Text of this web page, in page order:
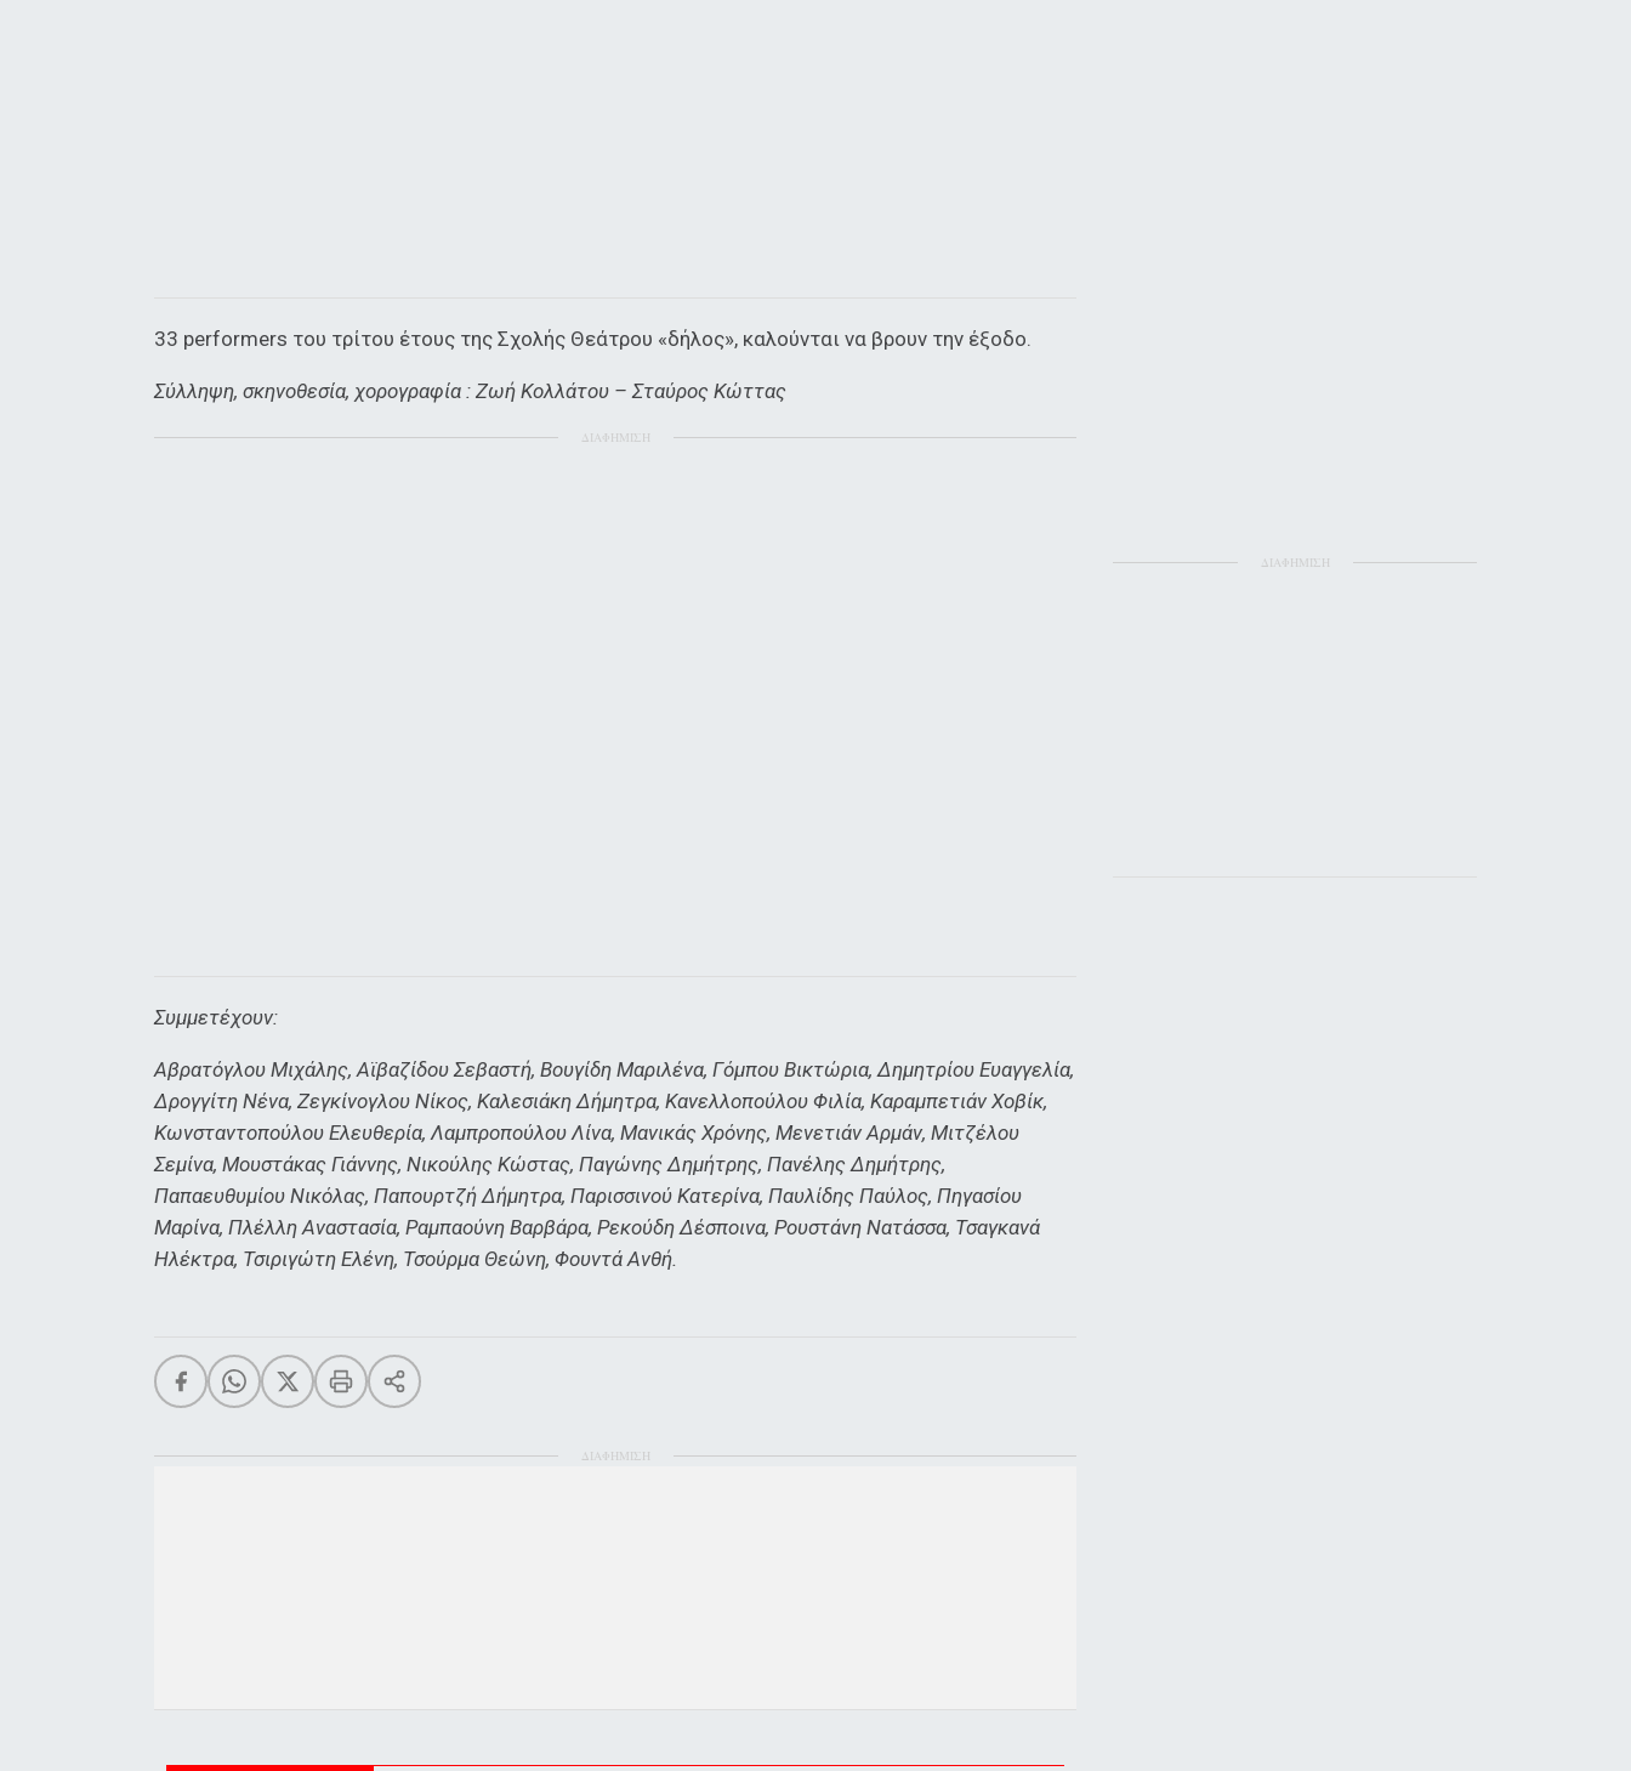
33 performers του τρίτου έτους της Σχολής Θεάτρου «δήλος», καλούνται να βρουν την έξοδο.
Σύλληψη, σκηνοθεσία, χορογραφία : Ζωή Κολλάτου – Σταύρος Κώττας
ΔΙΑΦΗΜΙΣΗ
Συμμετέχουν:
Αβρατόγλου Μιχάλης, Αϊβαζίδου Σεβαστή, Βουγίδη Μαριλένα, Γόμπου Βικτώρια, Δημητρίου Ευαγγελία,
Δρογγίτη Νένα, Ζεγκίνογλου Νίκος, Καλεσιάκη Δήμητρα, Κανελλοπούλου Φιλία, Καραμπετιάν Χοβίκ,
Κωνσταντοπούλου Ελευθερία, Λαμπροπούλου Λίνα, Μανικάς Χρόνης, Μενετιάν Αρμάν, Μιτζέλου
Σεμίνα, Μουστάκας Γιάννης, Νικούλης Κώστας, Παγώνης Δημήτρης, Πανέλης Δημήτρης,
Παπαευθυμίου Νικόλας, Παπουρτζή Δήμητρα, Παρισσινού Κατερίνα, Παυλίδης Παύλος, Πηγασίου
Μαρίνα, Πλέλλη Αναστασία, Ραμπαούνη Βαρβάρα, Ρεκούδη Δέσποινα, Ρουστάνη Νατάσσα, Τσαγκανά
Ηλέκτρα, Τσιριγώτη Ελένη, Τσούρμα Θεώνη, Φουντά Ανθή.
ΔΙΑΦΗΜΙΣΗ
ΔΙΑΦΗΜΙΣΗ